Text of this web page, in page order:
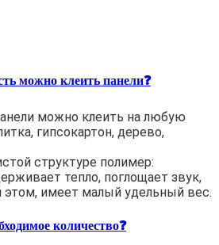
можно клеить панели❓
можно клеить на любую
гипсокартон, дерево,
структуре полимер:
тепло, поглощает звук,
этом, имеет малый удельный вес.
количество❓